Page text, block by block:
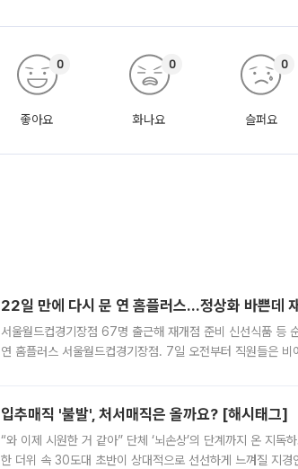
좋아요
0
화나요
0
슬퍼요
0
22일 만에 다시 문 연 홈플러스…정상화 바쁜데
서울월드컵경기장점 67명 출근해 재개점 준비 신선식품 등
연 홈플러스 서울월드컵경기장점. 7일 오전부터 직원들은
입추매직 '불발', 처서매직은 올까요? [해시태그]
“와 이제 시원한 거 같아” 단체 ‘뇌손상’의 단계까지 온 지
한 더위 속 30도대 초반이 상대적으로 선선하게 느껴질 지